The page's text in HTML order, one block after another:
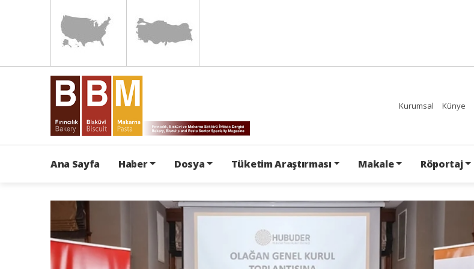
Kurumsal Künye
Ana Sayfa Haber Dosya Tüketim Araştırması Makale Röportaj